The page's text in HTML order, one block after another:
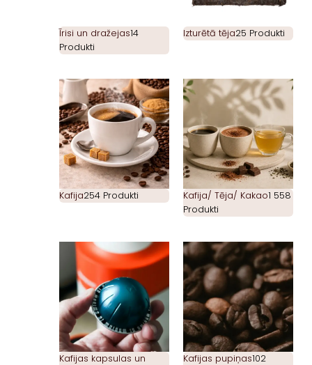
Īrisi un dražejas14
Produkti
Izturētā tēja25 Produkti
Kafija254 Produkti Kafija/ Tēja/ Kakao1 558
Produkti
Kafijas kapsulas un
Kafijas pupiņas102